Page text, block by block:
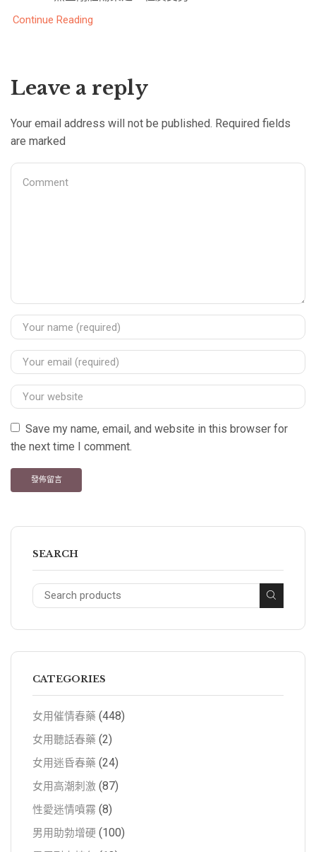
Continue Reading
Leave a reply
Your email address will not be published. Required fields
are marked
Save my name, email, and website in this browser for
the next time I comment.
SEARCH
CATEGORIES
女用催情春藥 (448)
女用聽話春藥 (2)
女用迷昏春藥 (24)
女用高潮刺激 (87)
性愛迷情噴霧 (8)
男用助勃增硬 (100)